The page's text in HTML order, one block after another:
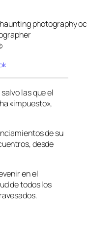
las que el
«impuesto»,
de su
desde
en el
de todos los